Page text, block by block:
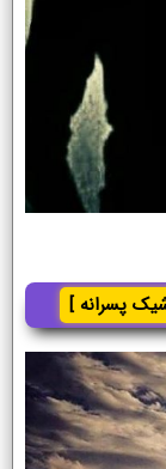
پسرانه ]